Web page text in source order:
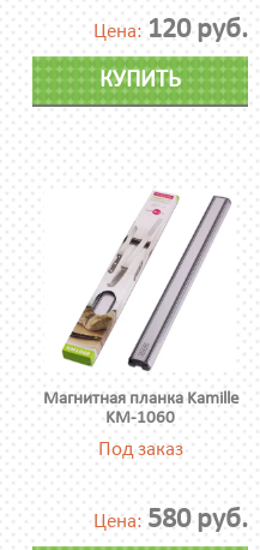
Цена: 120 руб.
КУПИТЬ
Магнитная планка Kamille
KM-1060
Под заказ
Цена: 580 руб.